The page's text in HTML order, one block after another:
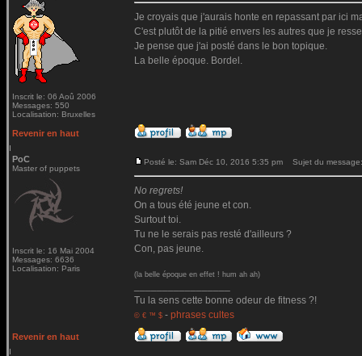
Inscrit le: 06 Aoû 2006
Messages: 550
Localisation: Bruxelles
Je croyais que j'aurais honte en repassant par ici
C'est plutôt de la pitié envers les autres que je
Je pense que j'ai posté dans le bon topique.
La belle époque. Bordel.
Revenir en haut
PoC
Master of puppets
Inscrit le: 16 Mai 2004
Messages: 6636
Localisation: Paris
Posté le: Sam Déc 10, 2016 5:35 pm Sujet du message:
No regrets!
On a tous été jeune et con.
Surtout toi.
Tu ne le serais pas resté d'ailleurs ?
Con, pas jeune.
(la belle époque en effet ! hum ah ah)
Tu la sens cette bonne odeur de fitness ?!
© € ™ $ - phrases cultes
Revenir en haut